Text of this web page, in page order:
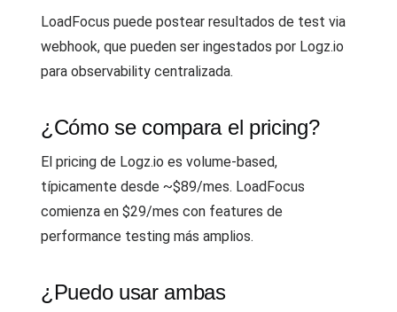
LoadFocus puede postear resultados de test via
webhook, que pueden ser ingestados por Logz.io
para observability centralizada.
¿Cómo se compara el pricing?
El pricing de Logz.io es volume-based,
típicamente desde ~$89/mes. LoadFocus
comienza en $29/mes con features de
performance testing más amplios.
¿Puedo usar ambas